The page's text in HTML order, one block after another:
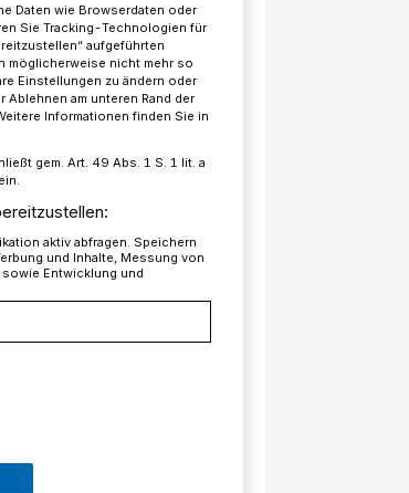
Daten wie Browserdaten oder
Sie Tracking-Technologien für
aufgeführten
möglicherweise nicht mehr so
Einstellungen zu ändern oder
am unteren Rand der
Informationen finden Sie in
gem. Art. 49 Abs. 1 S. 1 lit. a
aktiv abfragen. Speichern
und Inhalte, Messung von
Entwicklung und